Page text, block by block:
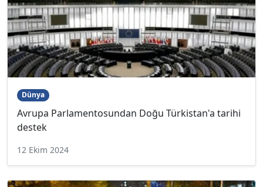
Dünya
Avrupa Parlamentosundan Doğu Türkistan'a tarihi
destek
12 Ekim 2024